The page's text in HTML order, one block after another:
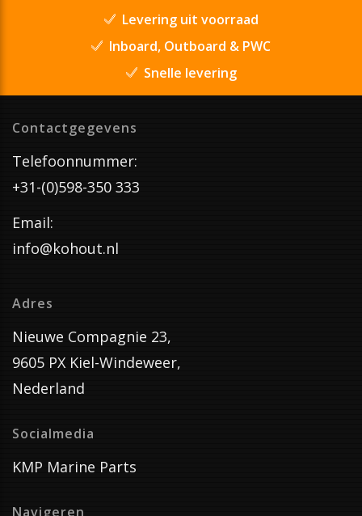
Levering uit voorraad
Inboard, Outboard & PWC
Snelle levering
Contactgegevens
Telefoonnummer:
+31-(0)598-350 333
Email:
info@kohout.nl
Adres
Nieuwe Compagnie 23,
9605 PX Kiel-Windeweer,
Nederland
Socialmedia
KMP Marine Parts
Navigeren